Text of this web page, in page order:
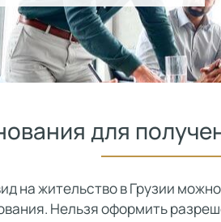
для
на жительство в Грузии
Нельзя оформить